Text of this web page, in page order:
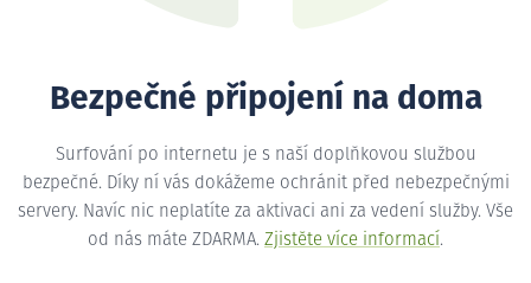
Bezpečné připojení na doma
Surfování po internetu je s naší doplňkovou službou
bezpečné. Díky ní vás dokážeme ochránit před nebezpečnými
servery. Navíc nic neplatíte za aktivaci ani za vedení služby. Vše
od nás máte ZDARMA. Zjistěte více informací.